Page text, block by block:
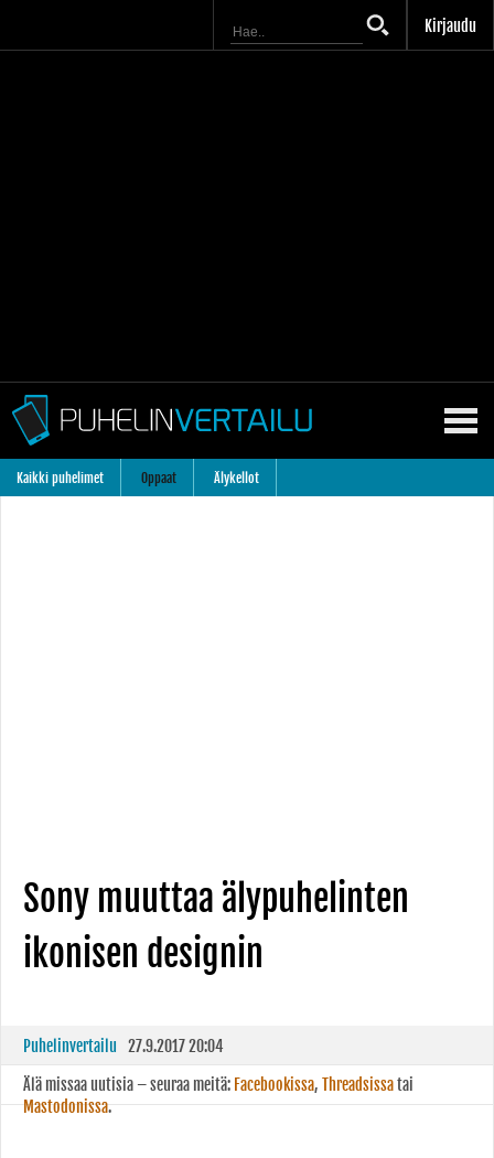
Kirjaudu
Kaikki puhelimet Oppaat Älykellot
Sony muuttaa älypuhelinten
ikonisen designin
Puhelinvertailu 27.9.2017 20:04
Älä missaa uutisia – seuraa meitä: Facebookissa, Threadsissatai
Mastodonissa.